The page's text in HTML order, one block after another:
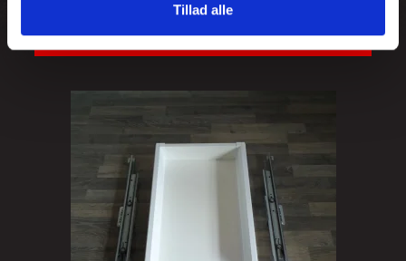
Tillad alle
VIS PRODUKT